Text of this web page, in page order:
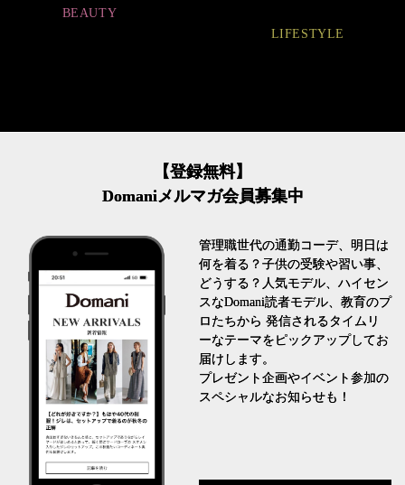
FASHION
【登録無料】
Domaniメルマガ会員募集中
管理職世代の通勤コーデ、明日は
何を着る？子供の受験や習い事、
どうする？人気モデル、ハイセン
スなDomani読者モデル、教育のプ
ロたちから 発信されるタイムリ
ーなテーマをピックアップしてお
届けします。
プレゼント企画やイベント参加の
スペシャルなお知らせも！